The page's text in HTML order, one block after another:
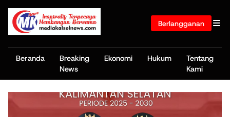
Berlangganan
Beranda
Breaking
News
Ekonomi Hukum
Tentang
Kami